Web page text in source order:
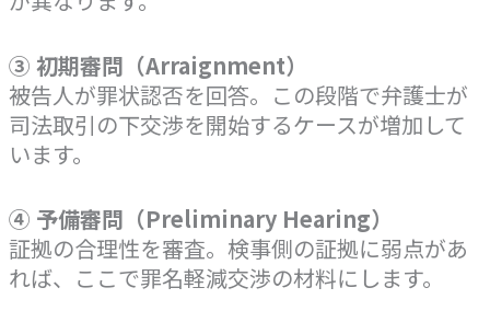
③ 初期審問（Arraignment）
被告人が罪状認否を回答。この段階で弁護士が
司法取引の下交渉を開始するケースが増加して
います。
④ 予備審問（Preliminary Hearing）
証拠の合理性を審査。検事側の証拠に弱点があ
れば、ここで罪名軽減交渉の材料にします。